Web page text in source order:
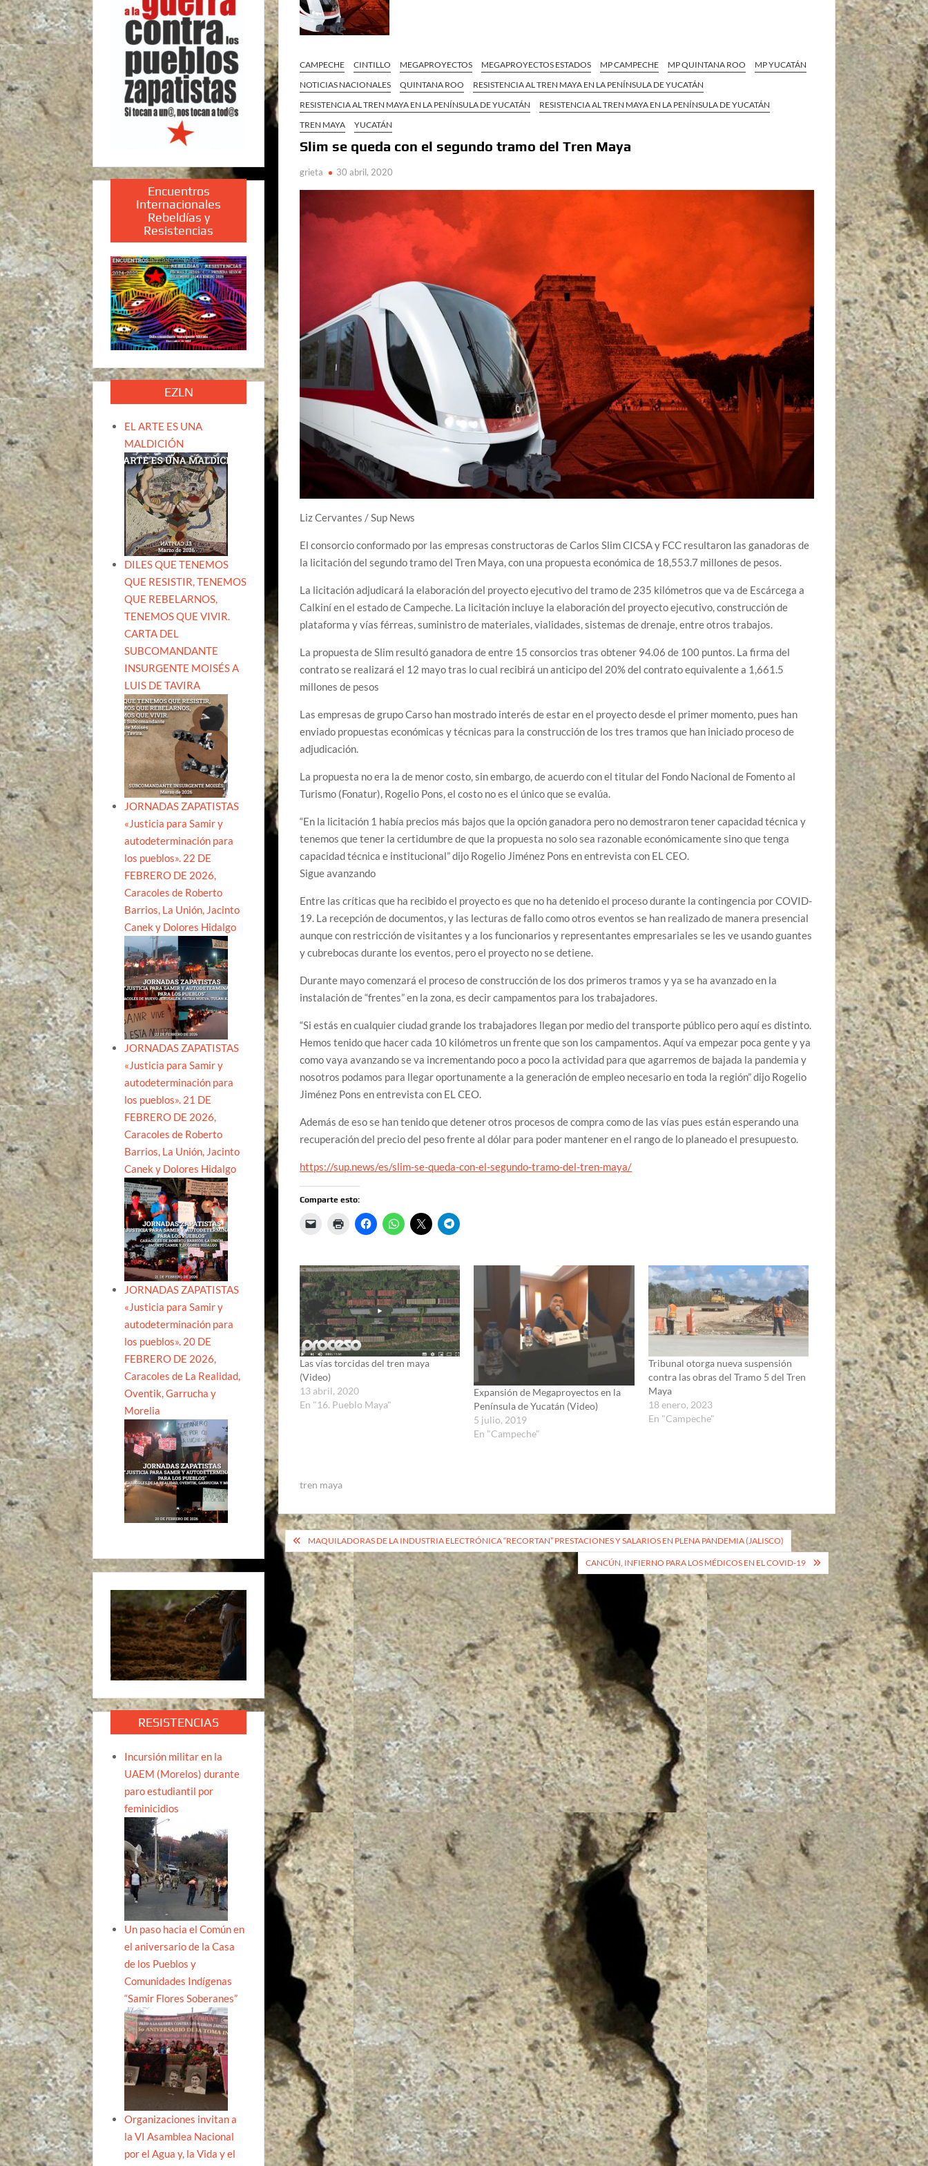
CAMPECHE CINTILLO MEGAPROYECTOS MEGAPROYECTOS ESTADOS MP CAMPECHE MP QUINTANA ROO
MP YUCATÁN
NOTICIAS NACIONALES
QUINTANA ROO
RESISTENCIA AL TREN MAYA EN LA PENÍNSULA DE YUCATÁN
RESISTENCIA AL TREN MAYA EN LA PENÍNSULA DE YUCATÁN
RESISTENCIA AL TREN MAYA EN LA PENÍNSULA DE YUCATÁN
TREN MAYA
YUCATÁN
Slim se queda con el segundo tramo del Tren Maya
grieta 30 abril, 2020
Liz Cervantes / Sup News
El consorcio conformado por las empresas constructoras de Carlos Slim CICSA y FCC resultaron las ganadoras de
la licitación del segundo tramo del Tren Maya, con una propuesta económica de 18,553.7 millones de pesos.
La licitación adjudicará la elaboración del proyecto ejecutivo del tramo de 235 kilómetros que va de Escárcega a
Calkiní en el estado de Campeche. La licitación incluye la elaboración del proyecto ejecutivo, construcción de
plataforma y vías férreas, suministro de materiales, vialidades, sistemas de drenaje, entre otros trabajos.
La propuesta de Slim resultó ganadora de entre 15 consorcios tras obtener 94.06 de 100 puntos. La firma del
contrato se realizará el 12 mayo tras lo cual recibirá un anticipo del 20% del contrato equivalente a 1,661.5
millones de pesos
Las empresas de grupo Carso han mostrado interés de estar en el proyecto desde el primer momento, pues han
enviado propuestas económicas y técnicas para la construcción de los tres tramos que han iniciado proceso de
adjudicación.
La propuesta no era la de menor costo, sin embargo, de acuerdo con el titular del Fondo Nacional de Fomento al
Turismo (Fonatur), Rogelio Pons, el costo no es el único que se evalúa.
“En la licitación 1 había precios más bajos que la opción ganadora pero no demostraron tener capacidad técnica y
tenemos que tener la certidumbre de que la propuesta no solo sea razonable económicamente sino que tenga
capacidad técnica e institucional” dijo Rogelio Jiménez Pons en entrevista con EL CEO.
Sigue avanzando
Entre las críticas que ha recibido el proyecto es que no ha detenido el proceso durante la contingencia por COVID-
19. La recepción de documentos, y las lecturas de fallo como otros eventos se han realizado de manera presencial
aunque con restricción de visitantes y a los funcionarios y representantes empresariales se les ve usando guantes
y cubrebocas durante los eventos, pero el proyecto no se detiene.
Durante mayo comenzará el proceso de construcción de los dos primeros tramos y ya se ha avanzado en la
instalación de “frentes” en la zona, es decir campamentos para los trabajadores.
“Si estás en cualquier ciudad grande los trabajadores llegan por medio del transporte público pero aquí es distinto.
Hemos tenido que hacer cada 10 kilómetros un frente que son los campamentos. Aquí va empezar poca gente y ya
como vaya avanzando se va incrementando poco a poco la actividad para que agarremos de bajada la pandemia y
nosotros podamos para llegar oportunamente a la generación de empleo necesario en toda la región” dijo Rogelio
Jiménez Pons en entrevista con EL CEO.
Además de eso se han tenido que detener otros procesos de compra como de las vías pues están esperando una
recuperación del precio del peso frente al dólar para poder mantener en el rango de lo planeado el presupuesto.
https://sup.news/es/slim-se-queda-con-el-segundo-tramo-del-tren-maya/
Comparte esto:
Las vías torcidas del tren maya
(Video)
13 abril, 2020
En "16. Pueblo Maya"
Expansión de Megaproyectos en la
Península de Yucatán (Video)
5 julio, 2019
En "Campeche"
Tribunal otorga nueva suspensión
contra las obras del Tramo 5 del Tren
Maya
18 enero, 2023
En "Campeche"
tren maya
Navegación
de
entradas
MAQUILADORAS DE LA INDUSTRIA ELECTRÓNICA “RECORTAN” PRESTACIONES Y SALARIOS EN PLENA PANDEMIA (JALISCO)
CANCÚN, INFIERNO PARA LOS MÉDICOS EN EL COVID-19
Encuentros
Internacionales
Rebeldías y
Resistencias
EZLN
EL ARTE ES UNA
MALDICIÓN
DILES QUE TENEMOS
QUE RESISTIR, TENEMOS
QUE REBELARNOS,
TENEMOS QUE VIVIR.
CARTA DEL
SUBCOMANDANTE
INSURGENTE MOISÉS A
LUIS DE TAVIRA
JORNADAS ZAPATISTAS
«Justicia para Samir y
autodeterminación para
los pueblos». 22 DE
FEBRERO DE 2026,
Caracoles de Roberto
Barrios, La Unión, Jacinto
Canek y Dolores Hidalgo
JORNADAS ZAPATISTAS
«Justicia para Samir y
autodeterminación para
los pueblos». 21 DE
FEBRERO DE 2026,
Caracoles de Roberto
Barrios, La Unión, Jacinto
Canek y Dolores Hidalgo
JORNADAS ZAPATISTAS
«Justicia para Samir y
autodeterminación para
los pueblos». 20 DE
FEBRERO DE 2026,
Caracoles de La Realidad,
Oventik, Garrucha y
Morelia
RESISTENCIAS
Incursión militar en la
UAEM (Morelos) durante
paro estudiantil por
feminicidios
Un paso hacia el Común en
el aniversario de la Casa
de los Pueblos y
Comunidades Indígenas
“Samir Flores Soberanes”
Organizaciones invitan a
la VI Asamblea Nacional
por el Agua y, la Vida y el